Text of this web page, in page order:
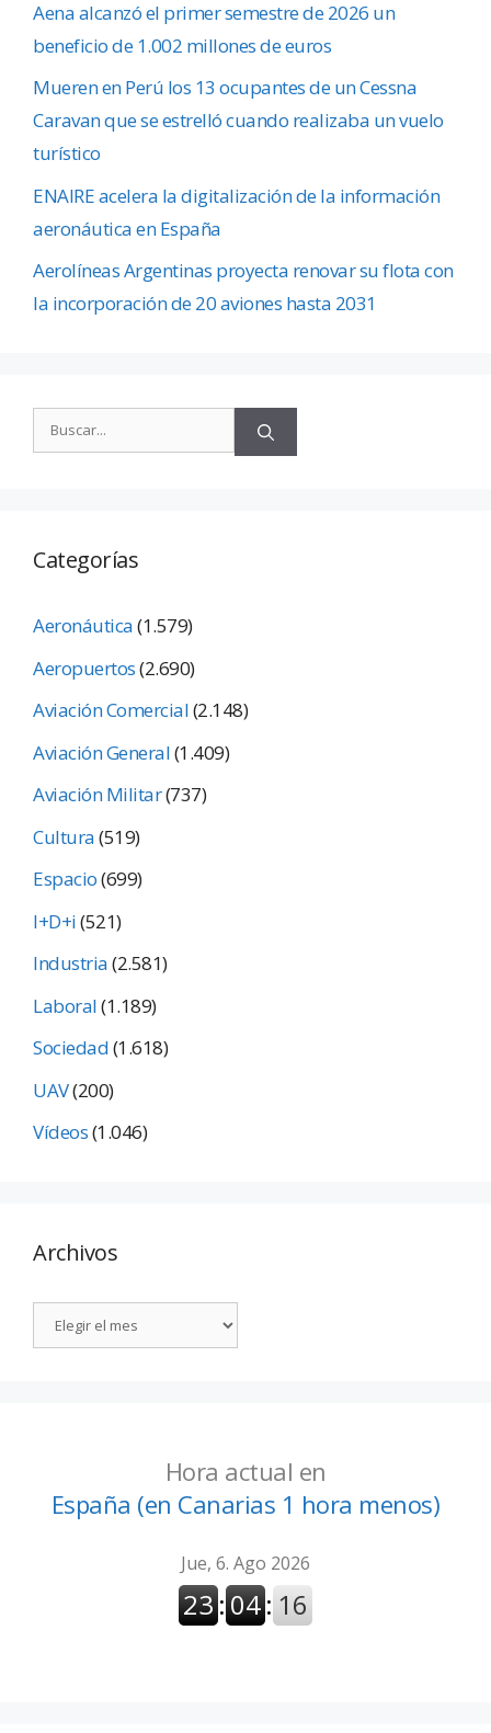
Aena alcanzó el primer semestre de 2026 un
beneficio de 1.002 millones de euros
Mueren en Perú los 13 ocupantes de un Cessna
Caravan que se estrelló cuando realizaba un vuelo
turístico
ENAIRE acelera la digitalización de la información
aeronáutica en España
Aerolíneas Argentinas proyecta renovar su flota con
la incorporación de 20 aviones hasta 2031
Categorías
Aeronáutica(1.579)
Aeropuertos(2.690)
Aviación Comercial(2.148)
Aviación General(1.409)
Aviación Militar(737)
Cultura(519)
Espacio(699)
I+D+i(521)
Industria(2.581)
Laboral(1.189)
Sociedad(1.618)
UAV(200)
Vídeos(1.046)
Archivos
Hora actual en
España (en Canarias 1 hora menos)